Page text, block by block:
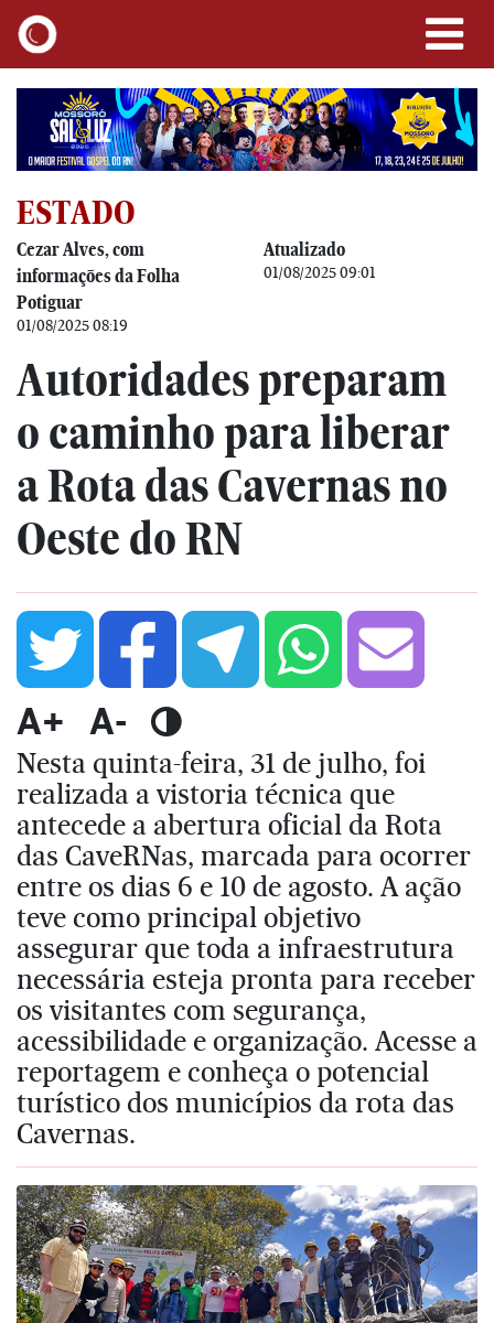
ESTADO
Cezar Alves, com
informações da Folha
Potiguar
01/08/2025 08:19
Atualizado
01/08/2025 09:01
Autoridades preparam
o caminho para liberar
a Rota das Cavernas no
Oeste do RN
A+ A-
Nesta quinta-feira, 31 de julho, foi
realizada a vistoria técnica que
antecede a abertura oficial da Rota
das CaveRNas, marcada para ocorrer
entre os dias 6 e 10 de agosto. A ação
teve como principal objetivo
assegurar que toda a infraestrutura
necessária esteja pronta para receber
os visitantes com segurança,
acessibilidade e organização. Acesse a
reportagem e conheça o potencial
turístico dos municípios da rota das
Cavernas.